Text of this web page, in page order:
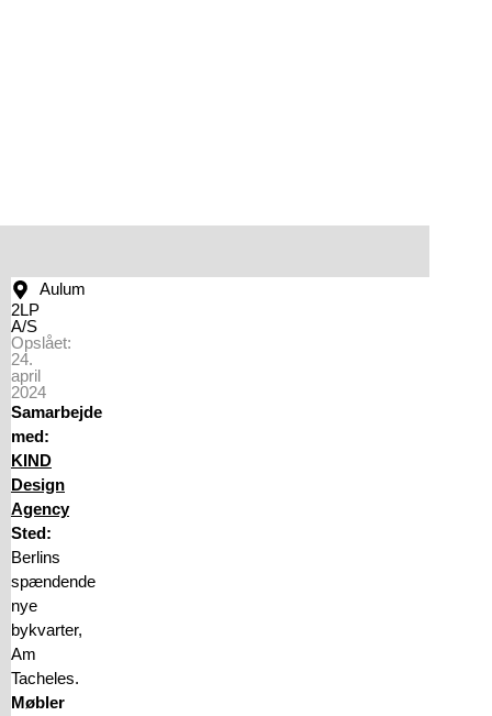
Aulum
2LP
A/S
Opslået:
24.
april
2024
Samarbejde
med:
KIND
Design
Agency
Sted:
Berlins
spændende
nye
bykvarter,
Am
Tacheles.
Møbler